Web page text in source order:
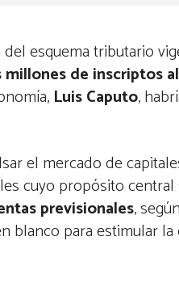
esquema tributario
de inscriptos
Luis Caputo,
el mercado de
cuyo propósito central
previsionales,
blanco para estimular